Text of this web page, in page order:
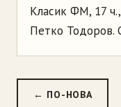
Класик ФМ, 17
Петко Тодоров.
← ПО-НОВА